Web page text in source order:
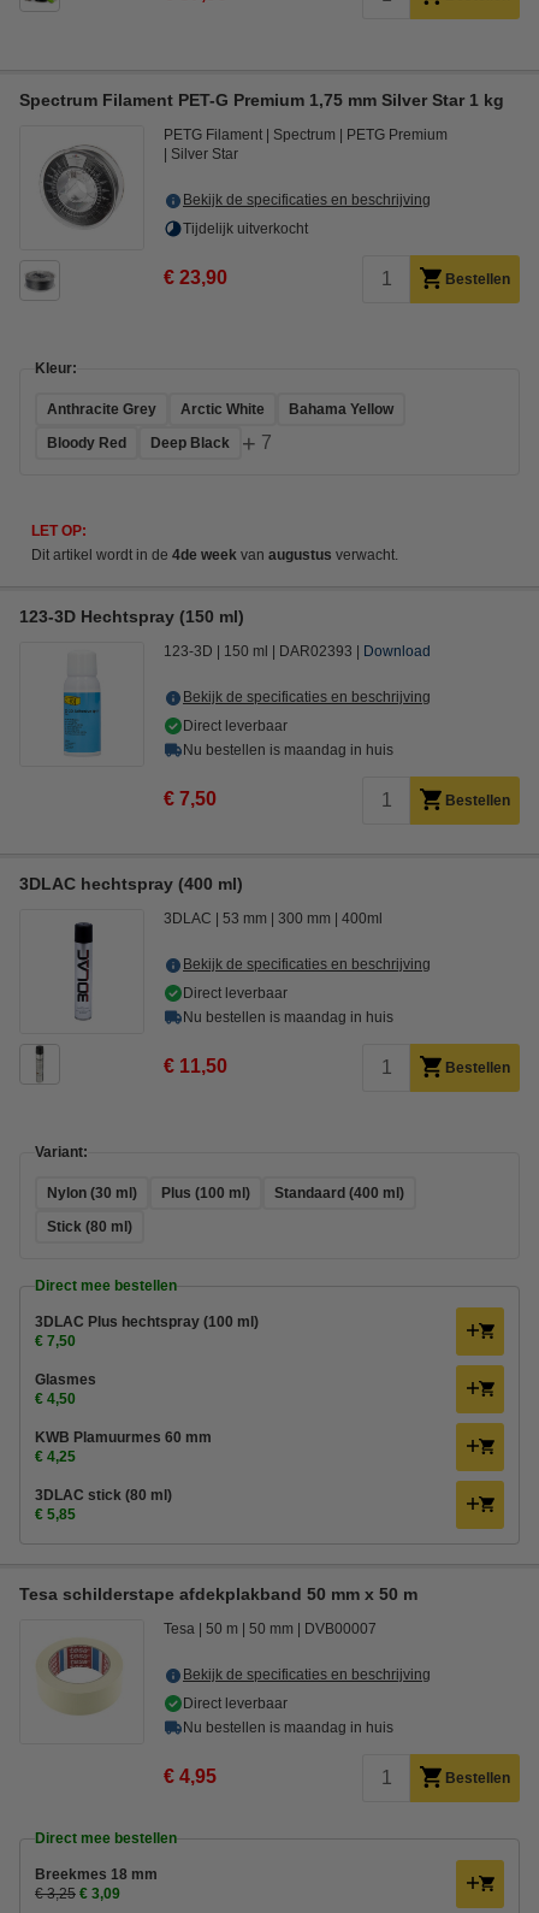
Spectrum Filament PET-G Premium 1,75 mm Silver Star 1 kg
PETG Filament Spectrum
PETG Premium
Silver Star
Bekijk de specificaties en beschrijving
Tijdelijk uitverkocht
€ 23,90 Bestellen
Kleur:
Anthracite Grey Arctic White
Bahama Yellow
Bloody Red
Deep Black + 7
LET OP:
Dit artikel wordt in de 4de week van augustus verwacht.
123-3D Hechtspray (150 ml)
123-3D 150 ml DAR02393 Download
Bekijk de specificaties en beschrijving
Direct leverbaar
Nu bestellen is maandag in huis
€ 7,50 Bestellen
3DLAC hechtspray (400 ml)
3DLAC 53 mm 300 mm 400ml
Bekijk de specificaties en beschrijving
Direct leverbaar
Nu bestellen is maandag in huis
€ 11,50 Bestellen
Variant:
Nylon (30 ml) Plus (100 ml)
Standaard (400 ml)
Stick (80 ml)
Direct mee bestellen
3DLAC Plus hechtspray (100 ml)
€ 7,50
Glasmes
€ 4,50
KWB Plamuurmes 60 mm
€ 4,25
3DLAC stick (80 ml)
€ 5,85
Tesa schilderstape afdekplakband 50 mm x 50 m
Tesa 50 m 50 mm DVB00007
Bekijk de specificaties en beschrijving
Direct leverbaar
Nu bestellen is maandag in huis
€ 4,95 Bestellen
Direct mee bestellen
Breekmes 18 mm
€ 3,25 € 3,09